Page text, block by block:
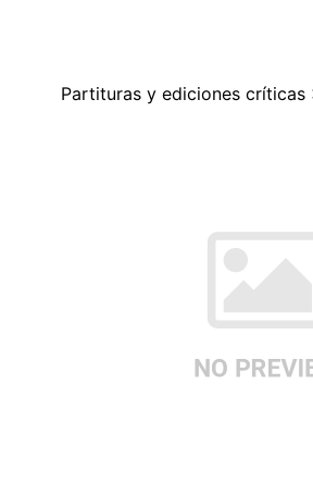
Partituras y ediciones críticas